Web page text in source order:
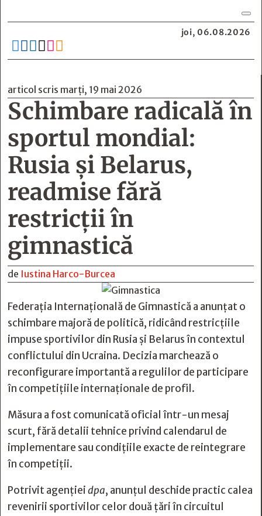
joi, 06.08.2026
     
articol scris marți, 19 mai 2026
Schimbare radicală în
sportul mondial:
Rusia și Belarus,
readmise fără
restricții în
gimnastică
de Iustina Harco-Burcea
Federația Internațională de Gimnastică a anunțat o
schimbare majoră de politică, ridicând restricțiile
impuse sportivilor din Rusia și Belarus în contextul
conflictului din Ucraina. Decizia marchează o
reconfigurare importantă a regulilor de participare
în competițiile internaționale de profil.
Măsura a fost comunicată oficial într-un mesaj
scurt, fără detalii tehnice privind calendarul de
implementare sau condițiile exacte de reintegrare
în competiții.
Potrivit agențieidpa, anunțul deschide practic calea
revenirii sportivilor celor două țări în circuitul